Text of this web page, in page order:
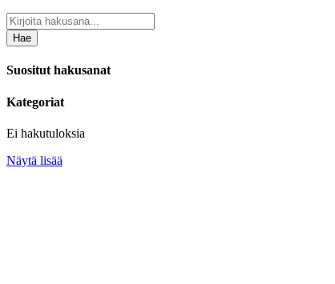
Hae
Suositut hakusanat
Kategoriat
Ei hakutuloksia
Näytä lisää